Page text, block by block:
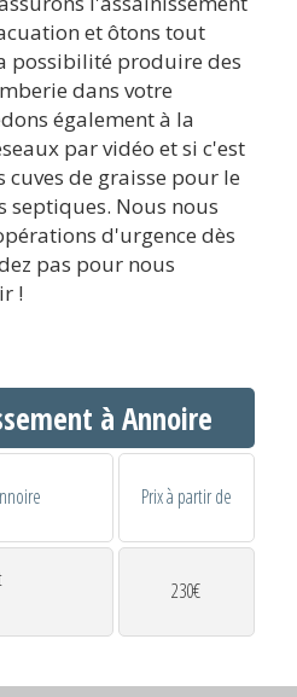
et ôtons tout
possibilité produire des
dans votre
également à la
par vidéo et si c'est
cuves de graisse pour le
septiques. Nous nous
d'urgence dès
pas pour nous
!
à Annoire
Prix à partir de
230€